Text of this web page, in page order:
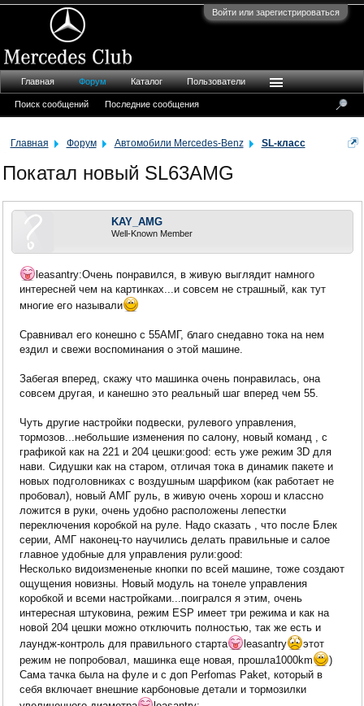
Войти или зарегистрироваться
Главная Форум Автомобили Mercedes-Benz SL-класс
Покатал новый SL63AMG
KAY_AMG
Well-Known Member
leasantry:Очень понравился, в живую выглядит намного
интересней чем на картинках...и совсем не страшный, как тут
многие его называли
Сравнивал его конешно с 55АМГ, благо снедавно тока на нем
ездил и свежи воспоминания о этой машине.
Забегая вперед, скажу что машинка очень понравилась, она
совсем другая, и канешно это реальный шаг вперед чем 55.
Чуть другие настройки подвески, рулевого управления,
тормозов...небольшие изменения по салону, новый команд , с
графикой как на 221 и 204 цешки:good: есть уже режим 3D для
нави. Сидушки как на старом, отличая тока в динамик пакете и
новых подголовниках с воздушным шарфиком (как работает не
пробовал), новый АМГ руль, в живую очень хорош и классно
ложится в руки, очень удобно расположены лепестки
переключения коробкой на руле. Надо сказать , что после Блек
серии, АМГ наконец-то научились делать правильные и салое
главное удобные для управления рули:good:
Несколько видоизмененые кнопки по всей машине, тоже создают
ощущения новизны. Новый модуль на тонеле управления
коробкой и всеми настройками...поигрался я этим, очень
интересная штуковина, режим ESP имеет три режима и как на
новой 204 цешки можно отключить полностью, так же есть и
лаундж-контроль для правильного старта
leasantry
этот
режим не попробовал, машинка еще новая, прошла1000km
)
Сама тачка была на фуле и с доп Perfomas Paket, который в
себя включает внешние карбоновые детали и тормозилки
Главная Форум
Поиск сообщений Последние сообщения
Каталог Пользователи